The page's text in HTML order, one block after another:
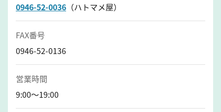
0946-52-0036 （ハトマメ屋）
FAX番号
0946-52-0136
営業時間
9:00～19:00